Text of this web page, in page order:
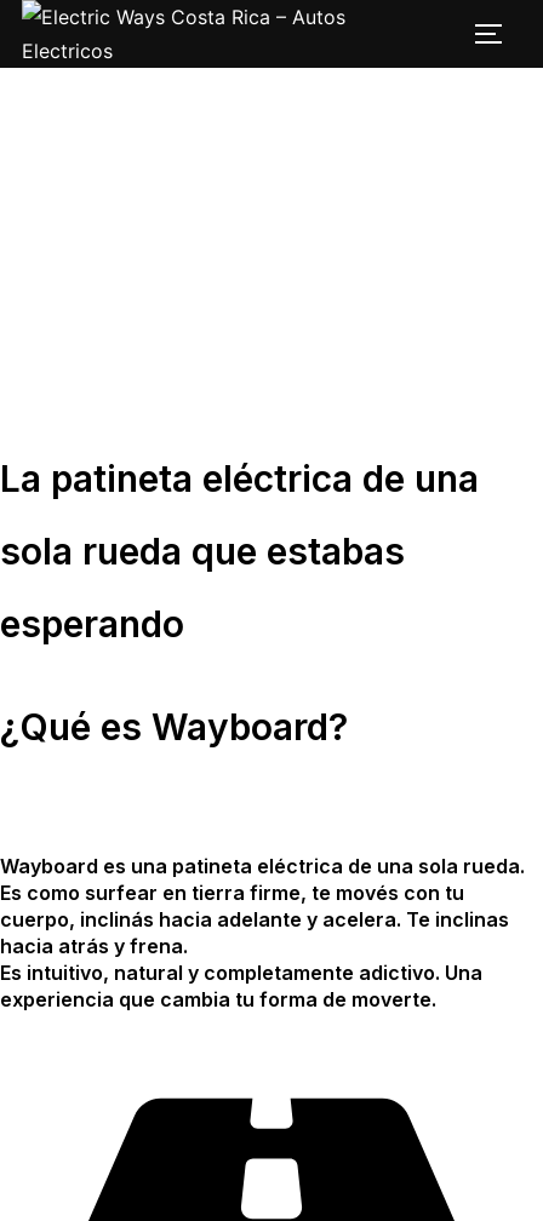
Saltar
La patineta eléctrica de una
sola rueda que estabas
esperando
¿Qué es Wayboard?
Wayboard es una patineta eléctrica de una sola rueda.
Es como surfear en tierra firme, te movés con tu
cuerpo, inclinás hacia adelante y acelera. Te inclinas
hacia atrás y frena.
Es intuitivo, natural y completamente adictivo. Una
experiencia que cambia tu forma de moverte.